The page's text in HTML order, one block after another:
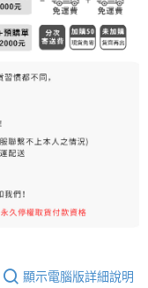
顯示電腦版詳細說明